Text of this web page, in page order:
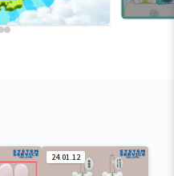
24.01.12